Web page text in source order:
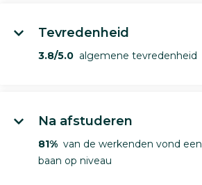
Tevredenheid
3.8/5.0 algemene tevredenheid
Na afstuderen
81% van de werkenden vond een
baan op niveau